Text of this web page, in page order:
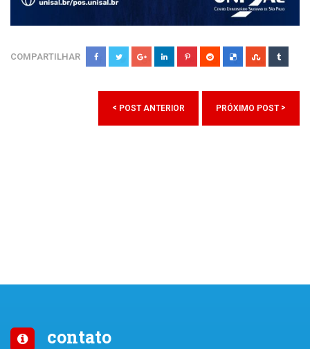
COMPARTILHAR
< POST ANTERIOR PRÓXIMO POST >
contato